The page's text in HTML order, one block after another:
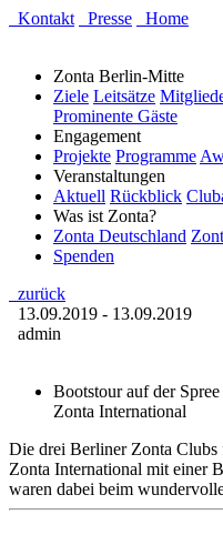
Kontakt Presse Home
Zonta Berlin-Mitte
Ziele Leitsätze
Prominente Gäste
Engagement
Projekte Programme
Veranstaltungen
Aktuell Rückblick
Was ist Zonta?
Zonta Deutschland
Spenden
zurück
13.09.2019 - 13.09.2019
admin
Bootstour auf der
Zonta International
Die drei Berliner Zonta Clubs
Zonta International mit einer
waren dabei beim